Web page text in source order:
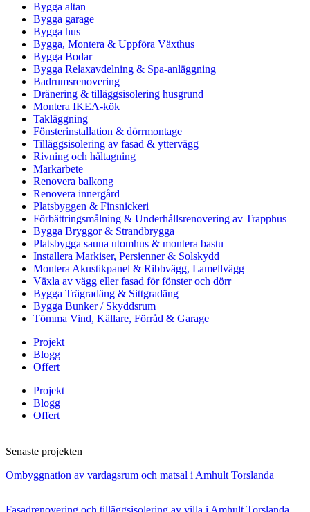
Bygga altan
Bygga garage
Bygga hus
Bygga, Montera & Uppföra Växthus
Bygga Bodar
Bygga Relaxavdelning & Spa-anläggning
Badrumsrenovering
Dränering & tilläggsisolering husgrund
Montera IKEA-kök
Takläggning
Fönsterinstallation & dörrmontage
Tilläggsisolering av fasad & yttervägg
Rivning och håltagning
Markarbete
Renovera balkong
Renovera innergård
Platsbyggen & Finsnickeri
Förbättringsmålning & Underhållsrenovering av Trapphus
Bygga Bryggor & Strandbrygga
Platsbygga sauna utomhus & montera bastu
Installera Markiser, Persienner & Solskydd
Montera Akustikpanel & Ribbvägg, Lamellvägg
Växla av vägg eller fasad för fönster och dörr
Bygga Trägradäng & Sittgradäng
Bygga Bunker / Skyddsrum
Tömma Vind, Källare, Förråd & Garage
Projekt
Blogg
Offert
Projekt
Blogg
Offert
Senaste projekten
Ombyggnation av vardagsrum och matsal i Amhult Torslanda
Fasadrenovering och tilläggsisolering av villa i Amhult Torslanda